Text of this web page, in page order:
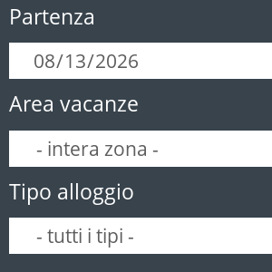
Partenza
Area vacanze
Tipo alloggio